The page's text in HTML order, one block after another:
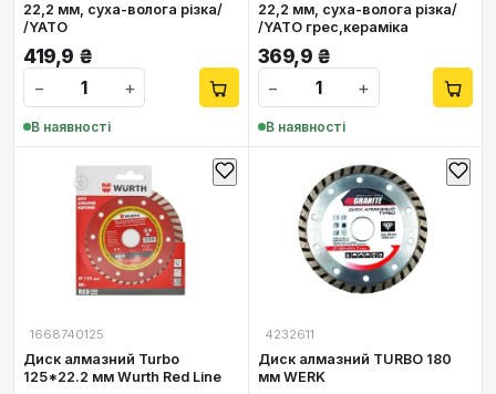
22,2 мм, суха-волога різка/
/YATO
419,9 ₴
−
+
В наявності
22,2 мм, суха-волога різка/
/YATO грес,кераміка
369,9 ₴
−
+
В наявності
1668740125
Диск алмазний Turbo
125*22.2 мм Wurth Red Line
4232611
Диск алмазний TURBO 180
мм WERK